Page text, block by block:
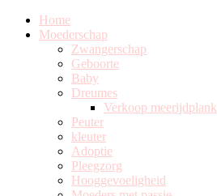
Home
Moederschap
Zwangerschap
Geboorte
Baby
Dreumes
Verkoop meerijdplank
Peuter
kleuter
Adoptie
Pleegzorg
Hooggevoeligheid